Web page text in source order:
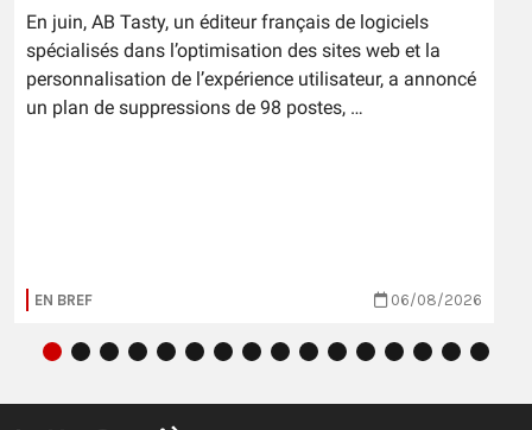
En juin, AB Tasty, un éditeur français de logiciels
spécialisés dans l’optimisation des sites web et la
personnalisation de l’expérience utilisateur, a annoncé
un plan de suppressions de 98 postes, …
EN BREF 06/08/2026